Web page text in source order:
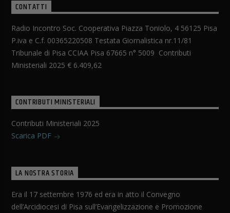
CONTATTI
Radio Incontro Soc. Cooperativa Piazza Toniolo, 4 56125 Pisa
P.iva e C.f. 00365220508 Testata Giornalistica nr.11/81
Tribunale di Pisa CCIAA Pisa 67665 n° 5009 Contributi
Ministeriali 2025 € 6.409,62
CONTRIBUTI MINISTERIALI
Contributi Ministeriali 2025
Scarica PDF
LA NOSTRA STORIA
Era il 17 settembre 1976 ed era in atto il Convegno
dell’Arcidiocesi di Pisa sull’Evangelizzazione e Promozione